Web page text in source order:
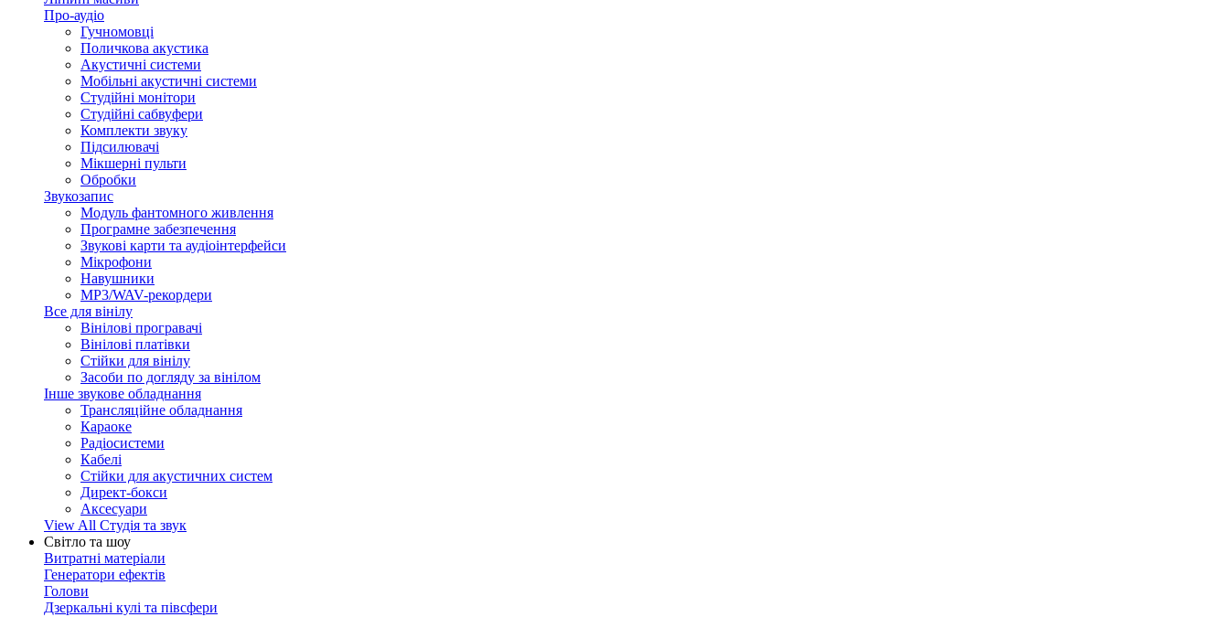
Про-аудіо
Гучномовці
Поличкова акустика
Акустичні системи
Мобільні акустичні системи
Студійні монітори
Студійні сабвуфери
Комплекти звуку
Підсилювачі
Мікшерні пульти
Обробки
Звукозапис
Модуль фантомного живлення
Програмне забезпечення
Звукові карти та аудіоінтерфейси
Мікрофони
Навушники
MP3/WAV-рекордери
Все для вінілу
Вінілові програвачі
Вінілові платівки
Стійки для вінілу
Засоби по догляду за вінілом
Інше звукове обладнання
Трансляційне обладнання
Караоке
Радіосистеми
Кабелі
Стійки для акустичних систем
Директ-бокси
Аксесуари
View All Студія та звук
Світло та шоу
Витратні матеріали
Генератори ефектів
Голови
Дзеркальні кулі та півсфери